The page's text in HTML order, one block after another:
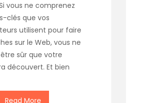
vous ne comprenez
clés que vos
utilisent pour faire
sur le Web, vous ne
sûr que votre
découvert. Et bien
Read More